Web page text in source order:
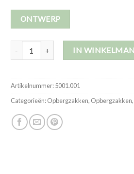
ONTWERP
Opbergzak | Klein aantal
IN
Artikelnummer:5001.001
Categorieën:Opbergzakken, Opbergzakken,